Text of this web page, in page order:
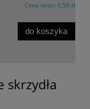
Cena netto: 6,50 zł
do koszyka
skrzydła